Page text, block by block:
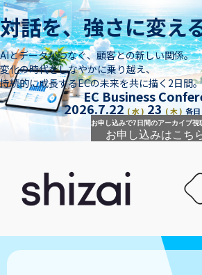
対話を、強さに変え
AIとデータがつなぐ、顧客との新しい関係。
変化の時代をしなやかに乗り越え、
持続的に成長するECの未来を共に描く2日間。
EC Business
2026.7.22 ( 水 ) 23 ( 木 ) 各
お申し込みで7日間のアーカイブ視
お申し込みはこち